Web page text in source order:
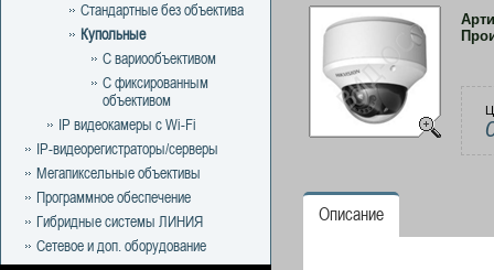
Описание
Стандартные без объектива
Купольные
С вариообъективом
С фиксированным
объективом
IP видеокамеры с Wi-Fi
IP-видеорегистраторы/серверы
Мегапиксельные объективы
Программное обеспечение
Гибридные системы ЛИНИЯ
Сетевое и доп. оборудование